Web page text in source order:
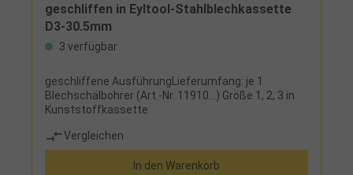
geschliffen in Eyltool-Stahlblechkassette
D3-30,5mm
3 verfügbar
geschliffene AusführungLieferumfang: je 1
Blechschälbohrer (Art.-Nr. 11910...) Größe 1, 2, 3 in
Kunststoffkassette
Vergleichen
In den Warenkorb